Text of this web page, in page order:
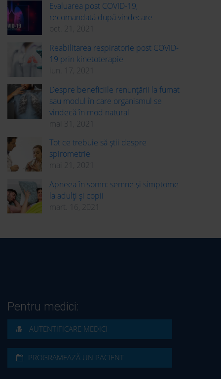
Evaluarea post COVID-19,
recomandată după vindecare
oct. 21, 2021
Reabilitarea respiratorie post COVID-
19 prin kinetoterapie
iun. 17, 2021
Despre beneficiile renunțării la fumat
sau modul în care organismul se
vindecă în mod natural
mai 31, 2021
Tot ce trebuie să știi despre
spirometrie
mai 21, 2021
Apneea în somn: semne și simptome
la adulți și copii
mart. 16, 2021
Pentru medici:
AUTENTIFICARE MEDICI
PROGRAMEAZĂ UN PACIENT